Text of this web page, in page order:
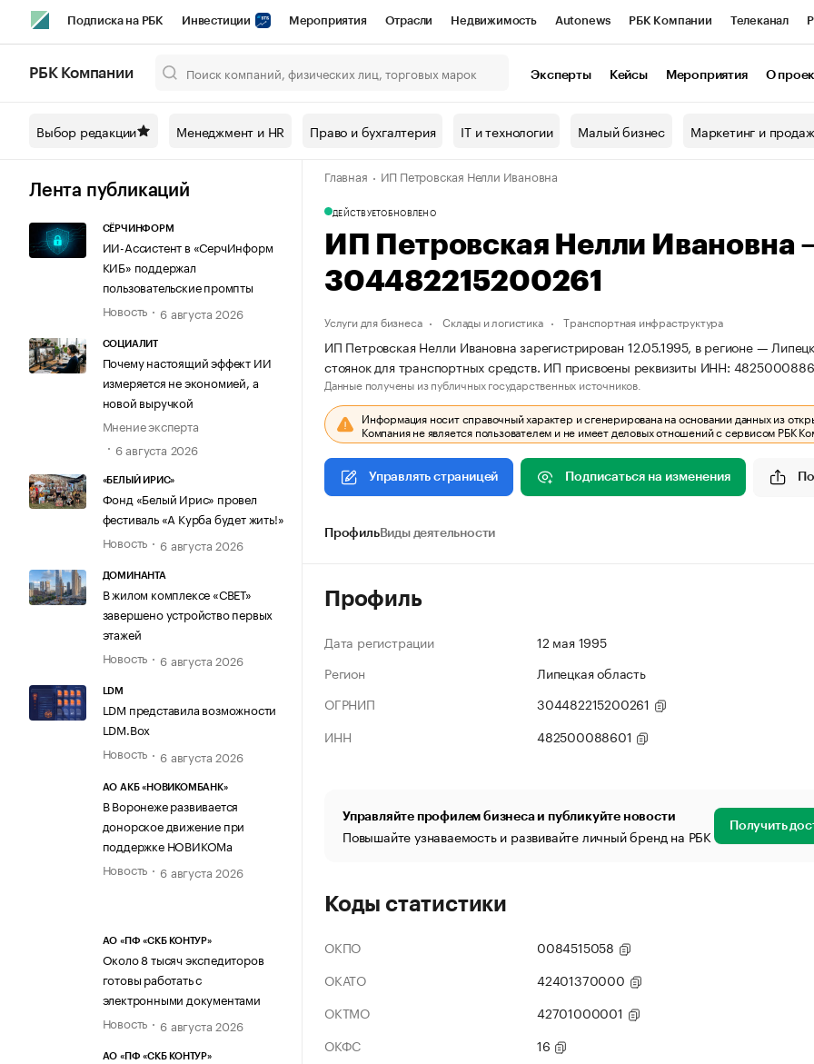
Подписка на РБК Инвестиции Мероприятия Отрасли Недвижимость Autonews РБК Компании Телеканал
Спецпроекты СПб Конференции СПб Спецпроекты Проверка контрагентов
Технологии и медиа Рынок наличной валюты
РБК Компании Эксперты Кейсы Мероприятия О
Выбор редакции Менеджмент и HR Право и бухгалтерия IT и технологии Малый бизнес Маркетинг и
Лента публикаций
СЁРЧИНФОРМ
ИИ-Ассистент в «СерчИнформ
КИБ» поддержал
пользовательские промпты
Новость
6 августа 2026
СОЦИАЛИТ
Почему настоящий эффект ИИ
измеряется не экономией, а
новой выручкой
Мнение эксперта
6 августа 2026
«БЕЛЫЙ ИРИС»
Фонд «Белый Ирис» провел
фестиваль «А Курба будет жить!»
Новость
6 августа 2026
ДОМИНАНТА
В жилом комплексе «СВЕТ»
завершено устройство первых
этажей
Новость
6 августа 2026
LDM
LDM представила возможности
LDM.Box
Новость
6 августа 2026
АО АКБ «НОВИКОМБАНК»
В Воронеже развивается
донорское движение при
поддержке НОВИКОМа
Новость
6 августа 2026
АО «ПФ «СКБ КОНТУР»
Около 8 тысяч экспедиторов
готовы работать с
электронными документами
Новость
6 августа 2026
АО «ПФ «СКБ КОНТУР»
Главная ИП Петровская Нелли Ивановна
ДЕЙСТВУЕТОБНОВЛЕНО
ИП Петровская Нелли
304482215200261
Услуги для бизнеса Склады и логистика Транспортная инфраструктура
ИП Петровская Нелли Ивановна зарегистрирован 12.05.1995, в регионе —
стоянок для транспортных средств. ИП присвоены реквизиты ИНН:
Данные получены из публичных государственных источников.
Информация носит справочный характер и сгенерирована на основании данных из
Компания не является пользователем и не имеет деловых отношений с сервисом РБК
Управлять страницей Подписаться на изменения
ПрофильВиды деятельности
Профиль
Дата регистрации
12 мая 1995
Регион
Липецкая область
ОГРНИП
304482215200261
ИНН
482500088601
Управляйте профилем бизнеса и публикуйте новости
Повышайте узнаваемость и развивайте личный бренд на РБК Получить
Коды статистики
ОКПО
0084515058
ОКАТО
42401370000
ОКТМО
42701000001
ОКФС
16